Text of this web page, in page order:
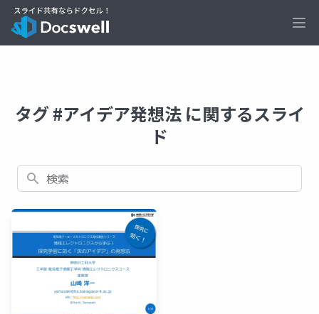
タグ #アイデア発想法 に関するスライ
ド
検索